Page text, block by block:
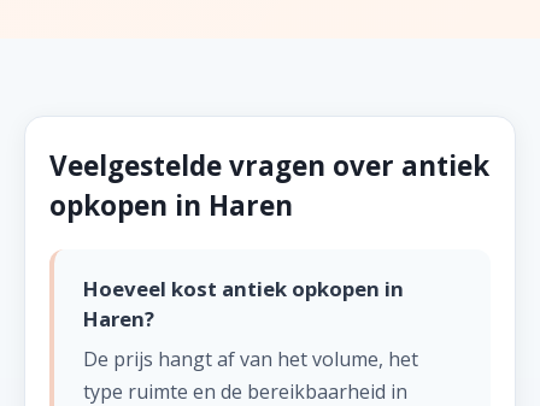
Veelgestelde vragen over antiek
opkopen in Haren
Hoeveel kost antiek opkopen in
Haren?
De prijs hangt af van het volume, het
type ruimte en de bereikbaarheid in